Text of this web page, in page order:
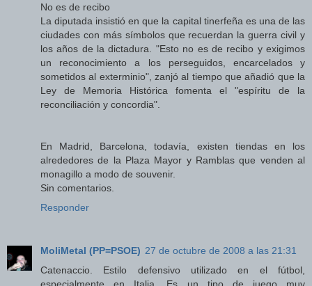
No es de recibo
La diputada insistió en que la capital tinerfeña es una de las
ciudades con más símbolos que recuerdan la guerra civil y
los años de la dictadura. "Esto no es de recibo y exigimos
un reconocimiento a los perseguidos, encarcelados y
sometidos al exterminio", zanjó al tiempo que añadió que la
Ley de Memoria Histórica fomenta el "espíritu de la
reconciliación y concordia".
En Madrid, Barcelona, todavía, existen tiendas en los
alrededores de la Plaza Mayor y Ramblas que venden al
monagillo a modo de souvenir.
Sin comentarios.
Responder
MoliMetal (PP=PSOE) 27 de octubre de 2008 a las 21:31
Catenaccio. Estilo defensivo utilizado en el fútbol,
especialmente en Italia. Es un tipo de juego muy